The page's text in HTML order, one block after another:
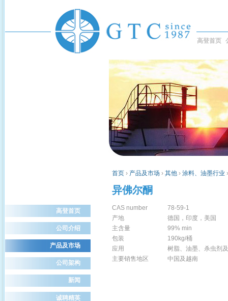
高登首页
首页 › 产品及市场 › 其他 › 涂料、油墨行业 ›
异佛尔酮
CAS number
78-59-1
产地
德国，印度，美国
主含量
99% min
包装
190kg/桶
应用
树脂、油墨、杀虫剂
主要销售地区
中国及越南
高登首页
公司介绍
产品及市场
公司架构
新闻
诚聘精英